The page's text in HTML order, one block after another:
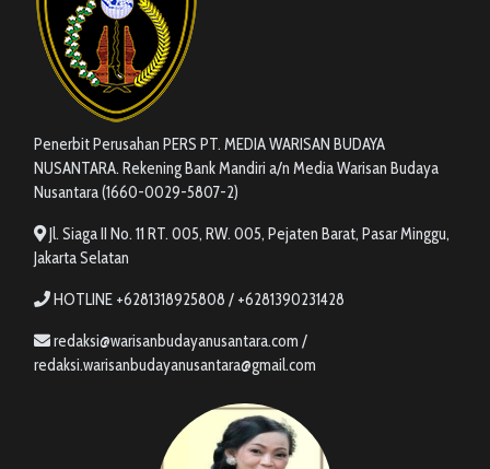
Penerbit Perusahan PERS PT. MEDIA WARISAN BUDAYA
NUSANTARA. Rekening Bank Mandiri a/n Media Warisan Budaya
Nusantara (1660-0029-5807-2)
Jl. Siaga II No. 11 RT. 005, RW. 005, Pejaten Barat, Pasar Minggu,
Jakarta Selatan
HOTLINE +6281318925808 / +6281390231428
redaksi@warisanbudayanusantara.com /
redaksi.warisanbudayanusantara@gmail.com